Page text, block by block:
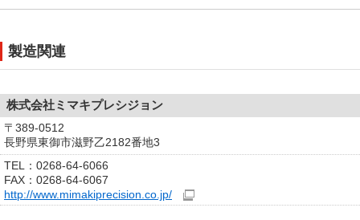
製造関連
株式会社ミマキプレシジョン
〒389-0512
長野県東御市滋野乙2182番地3
TEL：0268-64-6066
FAX：0268-64-6067
http://www.mimakiprecision.co.jp/